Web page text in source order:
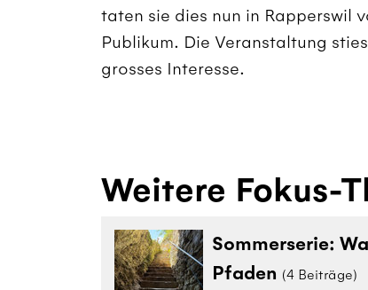
taten sie dies nun in Rapperswil
Publikum. Die Veranstaltung
grosses Interesse.
Weitere Fokus-
Sommerserie:
Pfaden (4 Beiträge)